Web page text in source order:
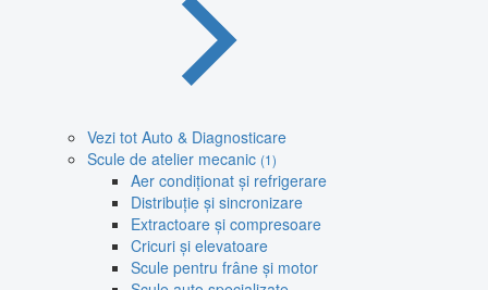
Vezi tot Auto & Diagnosticare
Scule de atelier mecanic (1)
Aer condiționat și refrigerare
Distribuție și sincronizare
Extractoare și compresoare
Cricuri și elevatoare
Scule pentru frâne și motor